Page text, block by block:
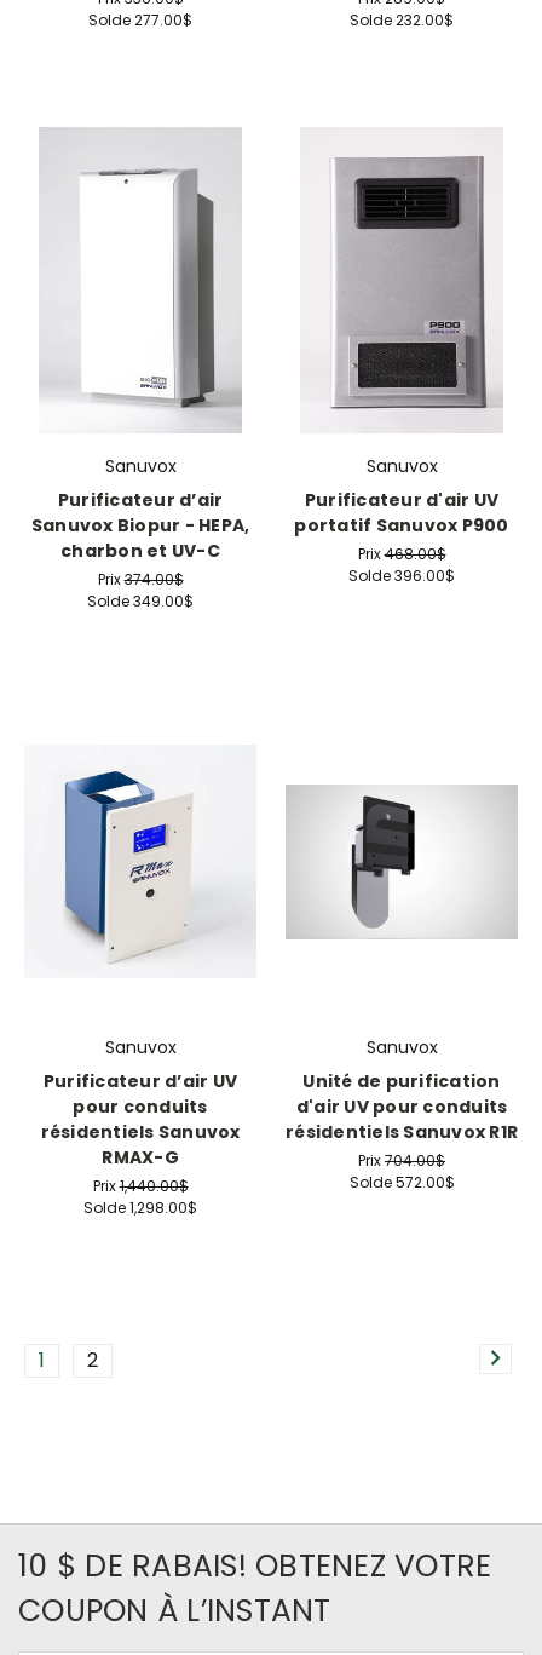
Solde277.00$
Solde232.00$
Sanuvox
Purificateur d’air
Sanuvox Biopur - HEPA,
charbon et UV-C
Prix374.00$
Solde349.00$
Sanuvox
Purificateur d'air UV
portatif Sanuvox P900
Prix468.00$
Solde396.00$
Sanuvox
Purificateur d’air UV
pour conduits
résidentiels Sanuvox
RMAX-G
Prix1,440.00$
Solde1,298.00$
Sanuvox
Unité de purification
d'air UV pour conduits
résidentiels Sanuvox R1R
Prix704.00$
Solde572.00$
1 2
10 $ DE RABAIS! OBTENEZ VOTRE
COUPON À L’INSTANT